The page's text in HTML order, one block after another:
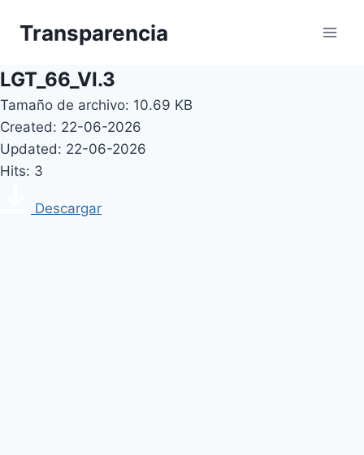
Transparencia
LGT_66_VI.3
Tamaño de archivo: 10.69 KB
Created: 22-06-2026
Updated: 22-06-2026
Hits: 3
Descargar